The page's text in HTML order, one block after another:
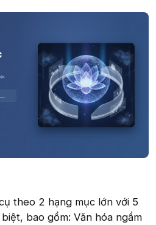
theo 2 hạng mục lớn với 5
bao gồm: Văn hóa ngầm